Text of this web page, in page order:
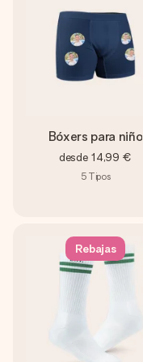
Bóxers para niño
desde 14,99 €
5 Tipos
Rebajas